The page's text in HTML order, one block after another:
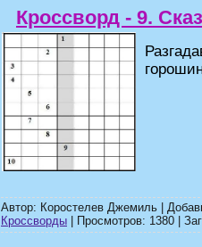
Кроссворд - 9.
Автор: Коростелев Джемиль |
Кроссворды | Просмотров: 1380 |